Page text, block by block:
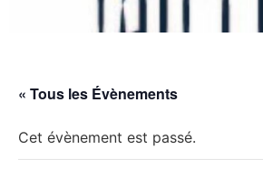
« Tous les Évènements
Cet évènement est passé.